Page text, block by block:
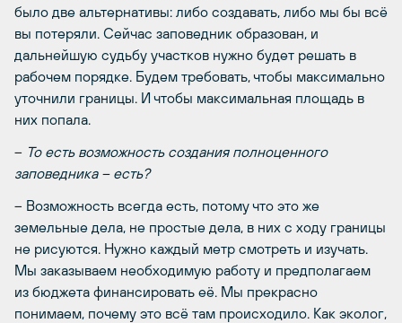
было две альтернативы: либо создавать, либо мы бы всё
вы потеряли. Сейчас заповедник образован, и
дальнейшую судьбу участков нужно будет решать в
рабочем порядке. Будем требовать, чтобы максимально
уточнили границы. И чтобы максимальная площадь в
них попала.
– То есть возможность создания полноценного
заповедника – есть?
– Возможность всегда есть, потому что это же
земельные дела, не простые дела, в них с ходу границы
не рисуются. Нужно каждый метр смотреть и изучать.
Мы заказываем необходимую работу и предполагаем
из бюджета финансировать её. Мы прекрасно
понимаем, почему это всё там происходило. Как эколог,